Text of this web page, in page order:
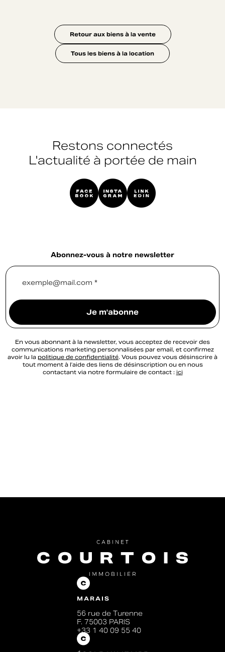
Retour aux biens à la vente
Tous les biens à la location
Restons connectés
L'actualité à portée de main
Abonnez-vous à notre newsletter
exemple@mail.com *
Je m'abonne
En vous abonnant à la newsletter, vous acceptez de recevoir des
communications marketing personnalisées par email, et confirmez
avoir lu la politique de confidentialité. Vous pouvez vous désinscrire à
tout moment à l’aide des liens de désinscription ou en nous
contactant via notre formulaire de contact : ici
MARAIS
56 rue de Turenne
F. 75003 PARIS
+33 1 40 09 55 40